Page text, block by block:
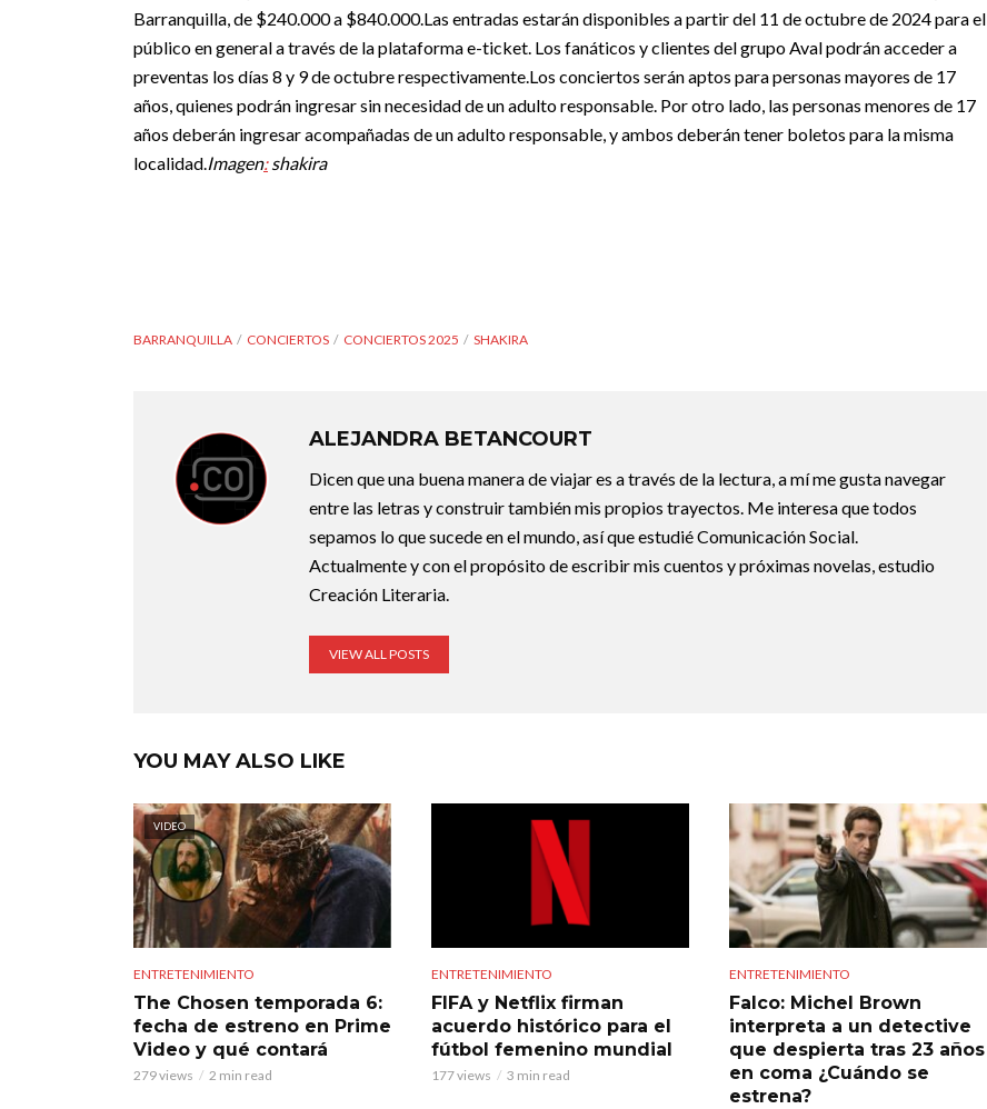
Barranquilla, de $240.000 a $840.000.Las entradas estarán disponibles a partir del 11 de octubre de 2024 para el
público en general a través de la plataforma e-ticket. Los fanáticos y clientes del grupo Aval podrán acceder a
preventas los días 8 y 9 de octubre respectivamente.Los conciertos serán aptos para personas mayores de 17
años, quienes podrán ingresar sin necesidad de un adulto responsable. Por otro lado, las personas menores de 17
años deberán ingresar acompañadas de un adulto responsable, y ambos deberán tener boletos para la misma
localidad.Imagen:shakira
BARRANQUILLA CONCIERTOS CONCIERTOS 2025 SHAKIRA
ALEJANDRA BETANCOURT
Dicen que una buena manera de viajar es a través de la lectura, a mí me gusta navegar
entre las letras y construir también mis propios trayectos. Me interesa que todos
sepamos lo que sucede en el mundo, así que estudié Comunicación Social.
Actualmente y con el propósito de escribir mis cuentos y próximas novelas, estudio
Creación Literaria.
VIEW ALL POSTS
YOU MAY ALSO LIKE
VIDEO
ENTRETENIMIENTO
The Chosen temporada 6:
fecha de estreno en Prime
Video y qué contará
279 views 2 min read
ENTRETENIMIENTO
FIFA y Netflix firman
acuerdo histórico para el
fútbol femenino mundial
177 views 3 min read
ENTRETENIMIENTO
Falco: Michel Brown
interpreta a un detective
que despierta tras 23 años
en coma ¿Cuándo se
estrena?